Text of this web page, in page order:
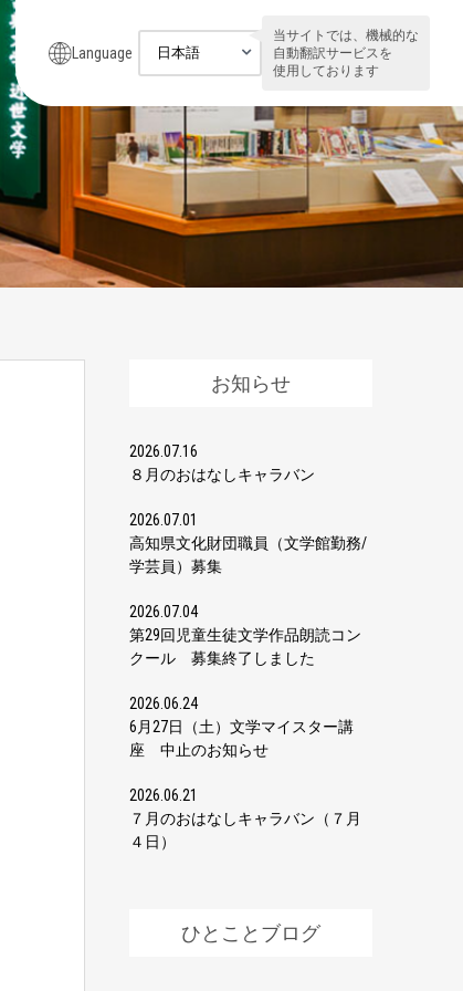
Language
当サイトでは、機械的な
自動翻訳サービスを
使用しております
お知らせ
2026.07.16
８月のおはなしキャラバン
2026.07.01
高知県文化財団職員（文学館勤務/
学芸員）募集
2026.07.04
第29回児童生徒文学作品朗読コン
クール 募集終了しました
2026.06.24
6月27日（土）文学マイスター講
座 中止のお知らせ
2026.06.21
７月のおはなしキャラバン（７月
４日）
ひとことブログ